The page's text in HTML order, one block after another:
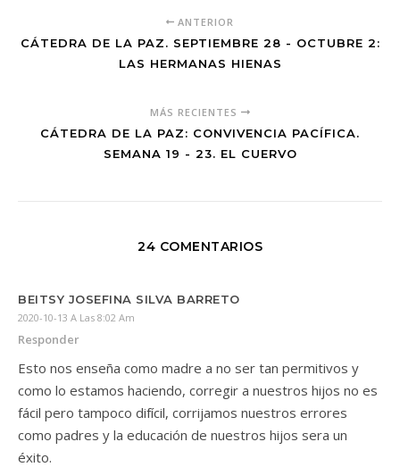
ANTERIOR
CÁTEDRA DE LA PAZ. SEPTIEMBRE 28 - OCTUBRE 2:
LAS HERMANAS HIENAS
MÁS RECIENTES
CÁTEDRA DE LA PAZ: CONVIVENCIA PACÍFICA.
SEMANA 19 - 23. EL CUERVO
24 COMENTARIOS
BEITSY JOSEFINA SILVA BARRETO
2020-10-13 A Las 8:02 Am
Responder
Esto nos enseña como madre a no ser tan permitivos y
como lo estamos haciendo, corregir a nuestros hijos no es
fácil pero tampoco difícil, corrijamos nuestros errores
como padres y la educación de nuestros hijos sera un
éxito.